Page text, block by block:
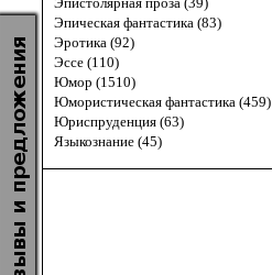
Эпическая фантастика (83)
Эротика (92)
Эссе (110)
Юмор (1510)
Юмористическая фантастика (459)
Юриспруденция (63)
Языкознание (45)